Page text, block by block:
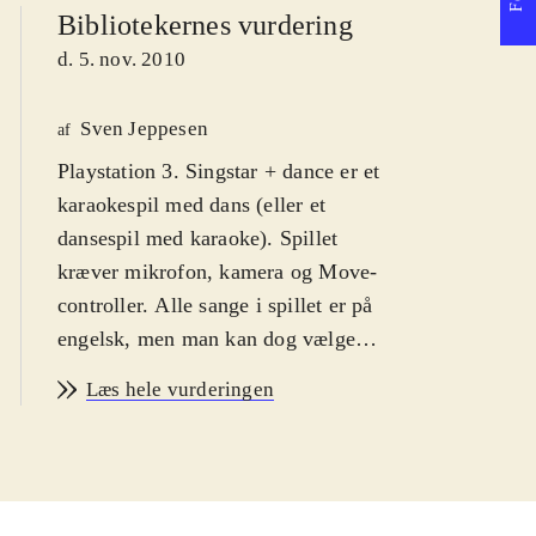
Bibliotekernes vurdering
d. 5. nov. 2010
af Sven Jeppesen
Playstation 3. Singstar + dance er et
karaokespil med dans (eller et
dansespil med karaoke). Spillet
kræver mikrofon, kamera og Move-
controller. Alle sange i spillet er på
engelsk, men man kan dog vælge
er 12 pga. grimt sprog i
rimeligt engelsk for at kunne score i
Læs hele vurderingen